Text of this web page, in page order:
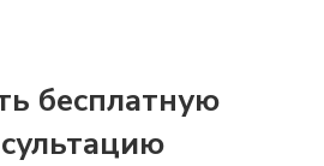
бесплатную